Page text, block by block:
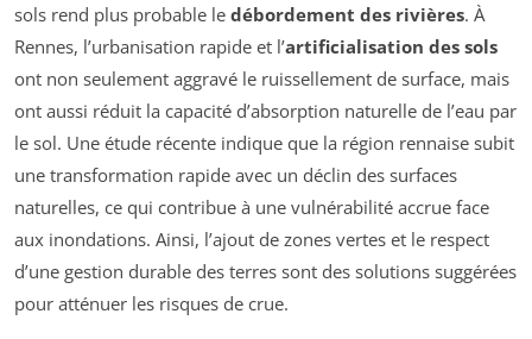
sols rend plus probable le débordement des rivières. À
Rennes, l’urbanisation rapide et l’artificialisation des sols
ont non seulement aggravé le ruissellement de surface, mais
ont aussi réduit la capacité d’absorption naturelle de l’eau par
le sol. Une étude récente indique que la région rennaise subit
une transformation rapide avec un déclin des surfaces
naturelles, ce qui contribue à une vulnérabilité accrue face
aux inondations. Ainsi, l’ajout de zones vertes et le respect
d’une gestion durable des terres sont des solutions suggérées
pour atténuer les risques de crue.